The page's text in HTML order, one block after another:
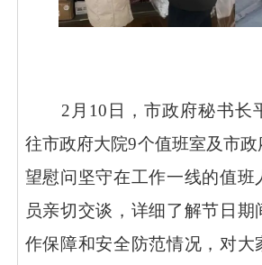
2月10日，市政府秘书长
往市政府大院9个值班室及市
望慰问坚守在工作一线的值班
员亲切交谈，详细了解节日期
作保障和安全防范情况，对大